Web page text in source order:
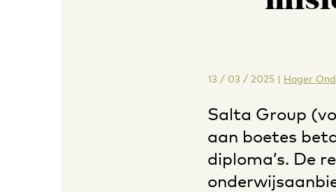
13 / 03 / 2025 | Hoger
Salta Group
aan boetes
diploma’s. De